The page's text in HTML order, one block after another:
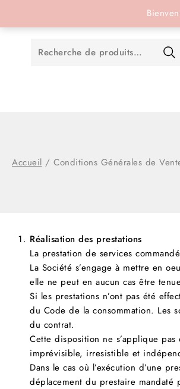
Accueil / Conditions Générales de
Réalisation des prestations
La prestation de services
La Société s’engage à mettre en
elle ne peut en aucun cas être
Si les prestations n’ont pas été
du Code de la consommation. Les
du contrat.
Cette disposition ne s’applique
imprévisible, irresistible et
Dans le cas où l’exécution d’une
déplacement du prestaire